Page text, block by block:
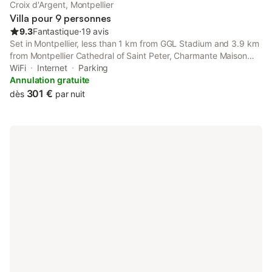
Croix d'Argent, Montpellier
Villa pour 9 personnes
9.3Fantastique⋅19 avis
Set in Montpellier, less than 1 km from GGL Stadium and 3.9 km
from Montpellier Cathedral of Saint Peter, Charmante Maison
indépendante entre ville et mer provides accommodation with
amenities such as free WiFi and a flat-screen TV.
WiFi Internet
Parking
Annulation gratuite
dès 301 € par nuit